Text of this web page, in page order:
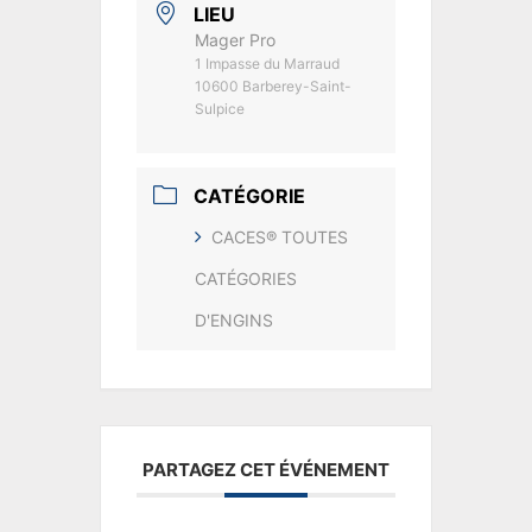
LIEU
Mager Pro
1 Impasse du Marraud
10600 Barberey-Saint-
Sulpice
CATÉGORIE
CACES® TOUTES
CATÉGORIES
D'ENGINS
PARTAGEZ CET ÉVÉNEMENT